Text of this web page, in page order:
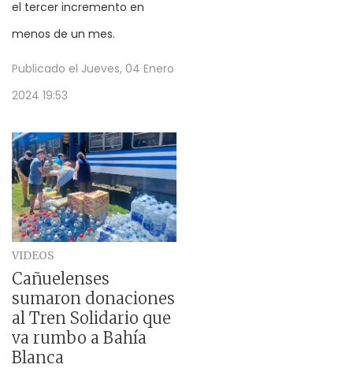
el tercer incremento en
menos de un mes.
Publicado el Jueves, 04 Enero
2024 19:53
VIDEOS
Cañuelenses
sumaron donaciones
al Tren Solidario que
va rumbo a Bahía
Blanca